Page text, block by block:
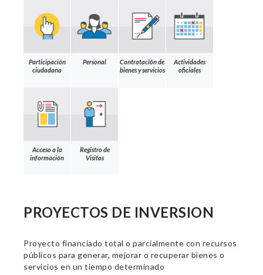
Participación
ciudadana
Personal
Contratación de
bienes y servicios
Actividades
oficiales
Acceso a la
información
Registro de
Visitas
PROYECTOS DE INVERSION
Proyecto financiado total o parcialmente con recursos
públicos para generar, mejorar o recuperar bienes o
servicios en un tiempo determinado